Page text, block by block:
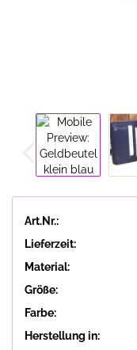
Art.Nr.:
Lieferzeit:
Material:
Größe:
Farbe:
Herstellung in: